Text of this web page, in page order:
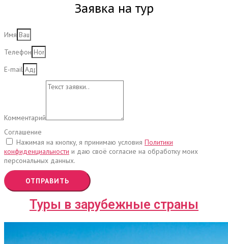
Заявка на тур
Имя
Телефон
E-mail
Комментарий
Соглашение
Нажимая на кнопку, я принимаю условия Политики
конфиденциальности и даю своё согласие на обработку моих
персональных данных.
ОТПРАВИТЬ
Туры в зарубежные страны